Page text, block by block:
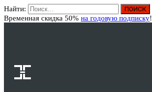
Найти:
Временная скидка 50% на годовую подписку!